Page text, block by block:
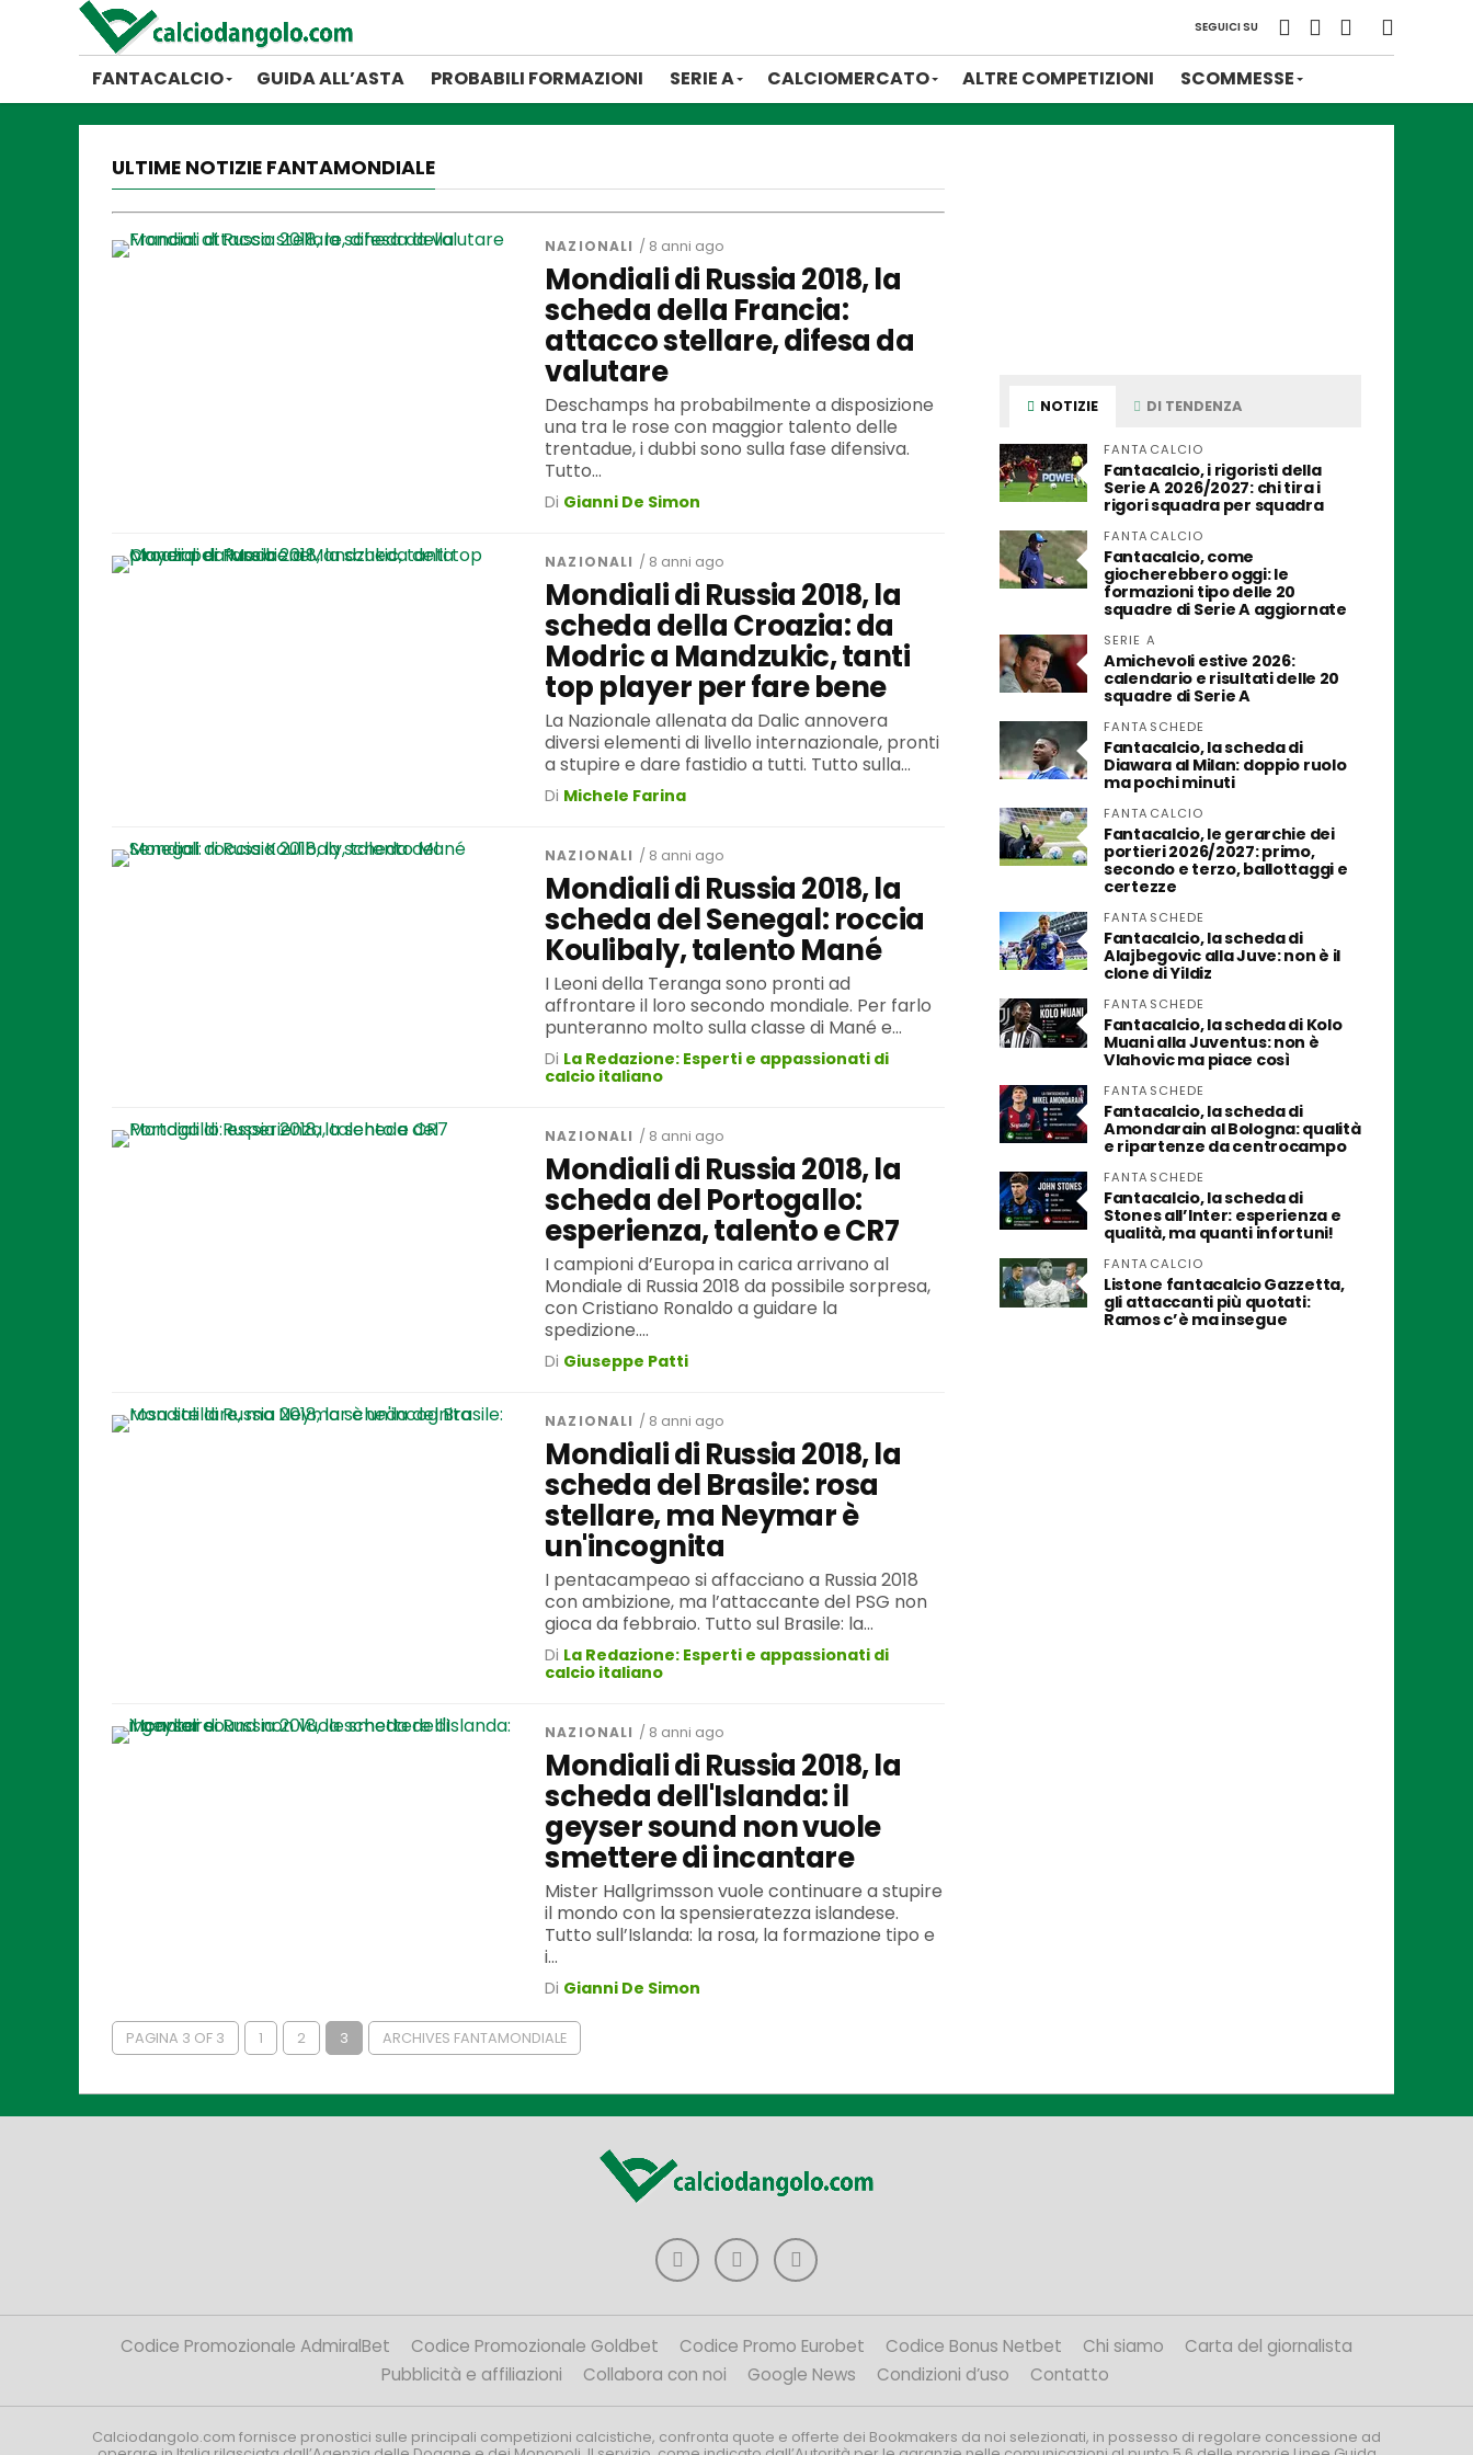
SEGUICI SU
FANTACALCIO GUIDA ALL’ASTA PROBABILI FORMAZIONI SERIE A CALCIOMERCATO ALTRE COMPETIZIONI SCOMMESSE
ULTIME NOTIZIE FANTAMONDIALE
NAZIONALI / 8 anni ago
Mondiali di Russia 2018, la
scheda della Francia:
attacco stellare, difesa da
valutare
Deschamps ha probabilmente a disposizione
una tra le rose con maggior talento delle
trentadue, i dubbi sono sulla fase difensiva.
Tutto...
Di Gianni De Simon
NAZIONALI / 8 anni ago
Mondiali di Russia 2018, la
scheda della Croazia: da
Modric a Mandzukic, tanti
top player per fare bene
La Nazionale allenata da Dalic annovera
diversi elementi di livello internazionale, pronti
a stupire e dare fastidio a tutti. Tutto sulla...
Di Michele Farina
NAZIONALI / 8 anni ago
Mondiali di Russia 2018, la
scheda del Senegal: roccia
Koulibaly, talento Mané
I Leoni della Teranga sono pronti ad
affrontare il loro secondo mondiale. Per farlo
punteranno molto sulla classe di Mané e...
Di La Redazione: Esperti e appassionati di
calcio italiano
NAZIONALI / 8 anni ago
Mondiali di Russia 2018, la
scheda del Portogallo:
esperienza, talento e CR7
I campioni d’Europa in carica arrivano al
Mondiale di Russia 2018 da possibile sorpresa,
con Cristiano Ronaldo a guidare la
spedizione....
Di Giuseppe Patti
NAZIONALI / 8 anni ago
Mondiali di Russia 2018, la
scheda del Brasile: rosa
stellare, ma Neymar è
un'incognita
I pentacampeao si affacciano a Russia 2018
con ambizione, ma l’attaccante del PSG non
gioca da febbraio. Tutto sul Brasile: la...
Di La Redazione: Esperti e appassionati di
calcio italiano
NAZIONALI / 8 anni ago
Mondiali di Russia 2018, la
scheda dell'Islanda: il
geyser sound non vuole
smettere di incantare
Mister Hallgrimsson vuole continuare a stupire
il mondo con la spensieratezza islandese.
Tutto sull’Islanda: la rosa, la formazione tipo e
i...
Di Gianni De Simon
PAGINA 3 OF 3 1 2 3 ARCHIVES FANTAMONDIALE
NOTIZIE DI TENDENZA
FANTACALCIO
Fantacalcio, i rigoristi della
Serie A 2026/2027: chi tira i
rigori squadra per squadra
FANTACALCIO
Fantacalcio, come
giocherebbero oggi: le
formazioni tipo delle 20
squadre di Serie A aggiornate
SERIE A
Amichevoli estive 2026:
calendario e risultati delle 20
squadre di Serie A
FANTASCHEDE
Fantacalcio, la scheda di
Diawara al Milan: doppio ruolo
ma pochi minuti
FANTACALCIO
Fantacalcio, le gerarchie dei
portieri 2026/2027: primo,
secondo e terzo, ballottaggi e
certezze
FANTASCHEDE
Fantacalcio, la scheda di
Alajbegovic alla Juve: non è il
clone di Yildiz
FANTASCHEDE
Fantacalcio, la scheda di Kolo
Muani alla Juventus: non è
Vlahovic ma piace così
FANTASCHEDE
Fantacalcio, la scheda di
Amondarain al Bologna: qualità
e ripartenze da centrocampo
FANTASCHEDE
Fantacalcio, la scheda di
Stones all’Inter: esperienza e
qualità, ma quanti infortuni!
FANTACALCIO
Listone fantacalcio Gazzetta,
gli attaccanti più quotati:
Ramos c’è ma insegue
Codice Promozionale AdmiralBet Codice Promozionale Goldbet Codice Promo Eurobet Codice Bonus Netbet Chi siamo
Carta del giornalista
Pubblicità e affiliazioni
Collabora con noi Google News Condizioni d’uso Contatto
Calciodangolo.com fornisce pronostici sulle principali competizioni calcistiche, confronta quote e offerte dei Bookmakers da noi selezionati, in possesso di regolare concessione ad